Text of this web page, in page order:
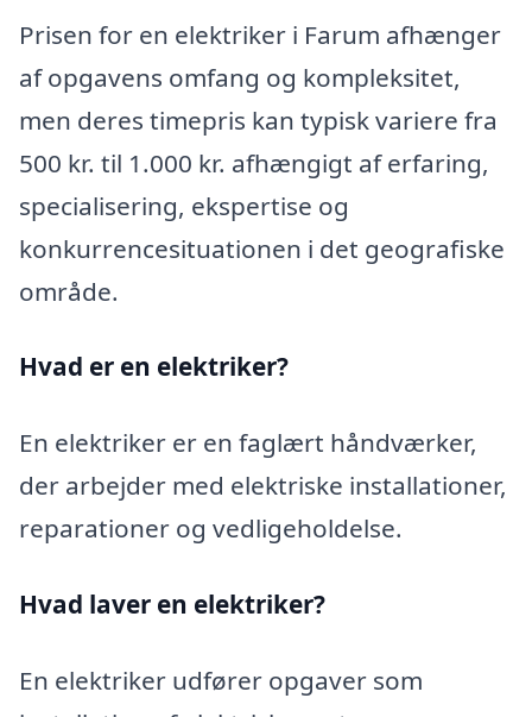
Prisen for en elektriker i Farum afhænger
af opgavens omfang og kompleksitet,
men deres timepris kan typisk variere fra
500 kr. til 1.000 kr. afhængigt af erfaring,
specialisering, ekspertise og
konkurrencesituationen i det geografiske
område.
Hvad er en elektriker?
En elektriker er en faglært håndværker,
der arbejder med elektriske installationer,
reparationer og vedligeholdelse.
Hvad laver en elektriker?
En elektriker udfører opgaver som